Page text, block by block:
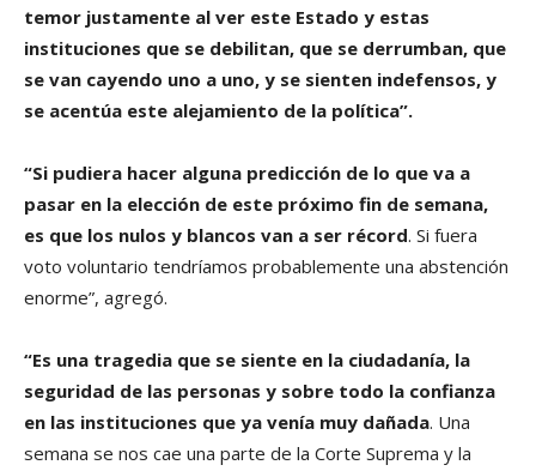
temor justamente al ver este Estado y estas
instituciones que se debilitan, que se derrumban, que
se van cayendo uno a uno, y se sienten indefensos, y
se acentúa este alejamiento de la política”.
“Si pudiera hacer alguna predicción de lo que va a
pasar en la elección de este próximo fin de semana,
es que los nulos y blancos van a ser récord. Si fuera
voto voluntario tendríamos probablemente una abstención
enorme”, agregó.
“Es una tragedia que se siente en la ciudadanía, la
seguridad de las personas y sobre todo la confianza
en las instituciones que ya venía muy dañada. Una
semana se nos cae una parte de la Corte Suprema y la